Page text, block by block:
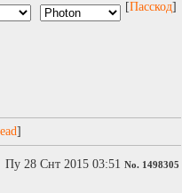
[Пасскод]
]
Пy 28 Снт 2015 03:51 No. 1498305